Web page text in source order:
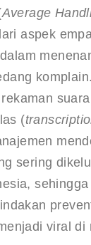
Average
aspek
komplain.
(
sering
viral di